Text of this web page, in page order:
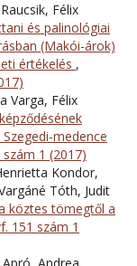
Félix
és palinológiai
(Makói-árok)
értékelés ,
Varga, Félix
medence
1 (2017)
Kondor,
Tóth, Judit
köztes tömegtől a
151 szám 1